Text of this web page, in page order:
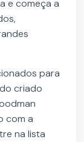
e começa a
para
criado
com a
na lista